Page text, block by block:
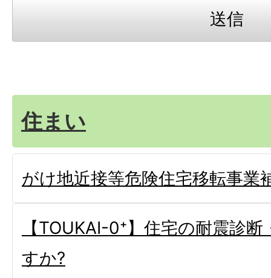
住まい
がけ地近接等危険住宅移転事業
【TOUKAI-0⁺】住宅の耐震診
すか?